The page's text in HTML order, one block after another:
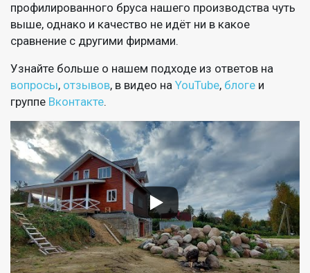
профилированного бруса нашего производства чуть
выше, однако и качество не идёт ни в какое
сравнение с другими фирмами.
Узнайте больше о нашем подходе из ответов на
вопросы, отзывов, в видео на YouTube, блоге и
группе Вконтакте.